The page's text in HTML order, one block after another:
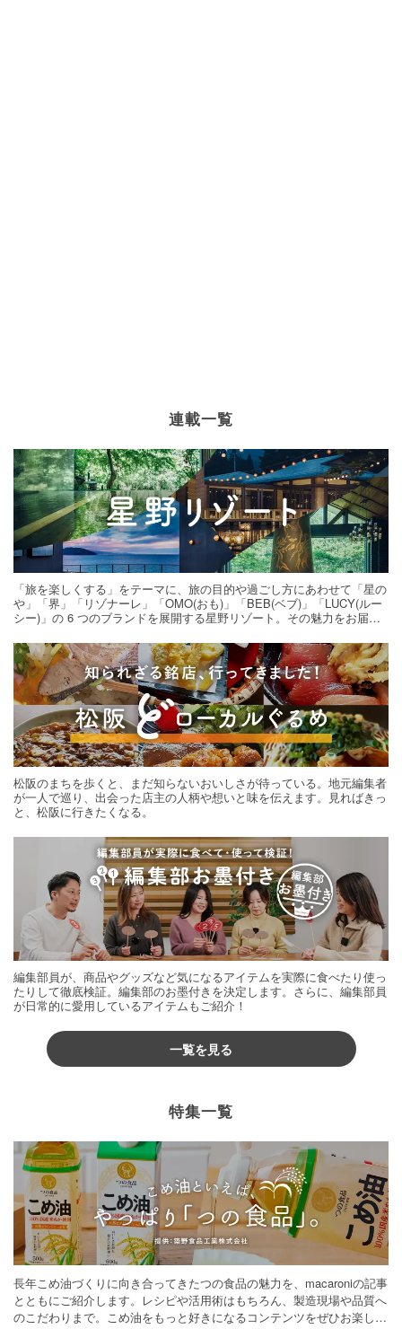
連載一覧
「旅を楽しくする」をテーマに、旅の目的や過ごし方にあわせて「星の
や」「界」「リゾナーレ」「OMO(おも)」「BEB(ベブ)」「LUCY(ルー
シー)」の 6 つのブランドを展開する星野リゾート。その魅力をお届け
松阪のまちを歩くと、まだ知らないおいしさが待っている。地元編集者
が一人で巡り、出会った店主の人柄や想いと味を伝えます。見ればきっ
と、松阪に行きたくなる。
編集部員が、商品やグッズなど気になるアイテムを実際に食べたり使っ
たりして徹底検証。編集部のお墨付きを決定します。さらに、編集部員
が日常的に愛用しているアイテムもご紹介！
一覧を見る
特集一覧
長年こめ油づくりに向き合ってきたつの食品の魅力を、macaroniの記事
とともにご紹介します。レシピや活用術はもちろん、製造現場や品質へ
のこだわりまで。こめ油をもっと好きになるコンテンツをぜひお楽しみ